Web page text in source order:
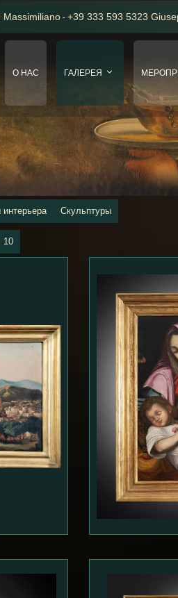
Massimiliano - +39 333 593 5323
О НАС ГАЛЕРЕЯ
Скульптуры
10